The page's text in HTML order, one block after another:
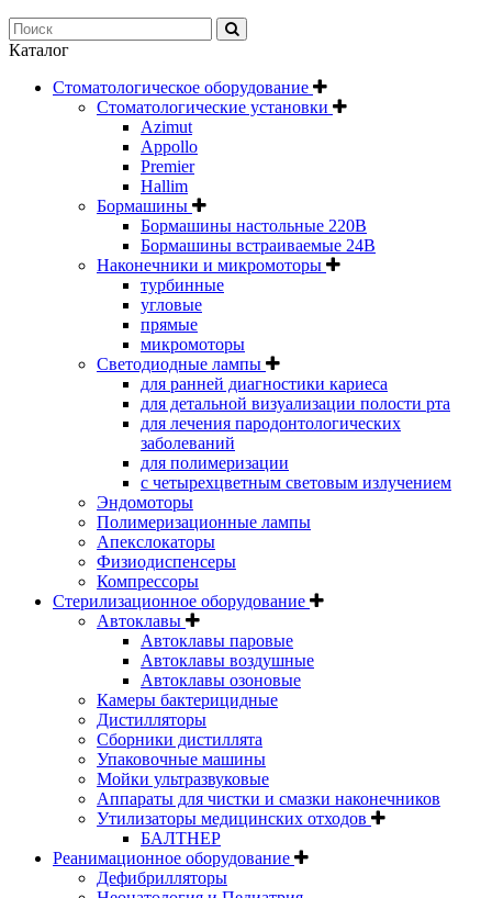
Каталог
Стоматологическое оборудование
Стоматологические установки
Azimut
Appollo
Premier
Hallim
Бормашины
Бормашины настольные 220В
Бормашины встраиваемые 24В
Наконечники и микромоторы
турбинные
угловые
прямые
микромоторы
Светодиодные лампы
для ранней диагностики кариеса
для детальной визуализации полости рта
для лечения пародонтологических
заболеваний
для полимеризации
с четырехцветным световым излучением
Эндомоторы
Полимеризационные лампы
Апекслокаторы
Физиодиспенсеры
Компрессоры
Стерилизационное оборудование
Автоклавы
Автоклавы паровые
Автоклавы воздушные
Автоклавы озоновые
Камеры бактерицидные
Дистилляторы
Сборники дистиллята
Упаковочные машины
Мойки ультразвуковые
Аппараты для чистки и смазки наконечников
Утилизаторы медицинских отходов
БАЛТНЕР
Реанимационное оборудование
Дефибрилляторы